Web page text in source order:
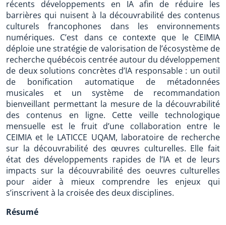
récents développements en IA afin de réduire les
barrières qui nuisent à la découvrabilité des contenus
culturels francophones dans les environnements
numériques. C’est dans ce contexte que le CEIMIA
déploie une stratégie de valorisation de l’écosystème de
recherche québécois centrée autour du développement
de deux solutions concrètes d’IA responsable : un outil
de bonification automatique de métadonnées
musicales et un système de recommandation
bienveillant permettant la mesure de la découvrabilité
des contenus en ligne. Cette veille technologique
mensuelle est le fruit d’une collaboration entre le
CEIMIA et le LATICCE UQAM, laboratoire de recherche
sur la découvrabilité des œuvres culturelles. Elle fait
état des développements rapides de l’IA et de leurs
impacts sur la découvrabilité des oeuvres culturelles
pour aider à mieux comprendre les enjeux qui
s’inscrivent à la croisée des deux disciplines.
Résumé